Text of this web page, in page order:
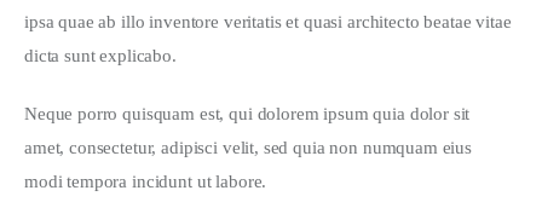
ipsa quae ab illo inventore veritatis et quasi architecto beatae vitae
dicta sunt explicabo.
Neque porro quisquam est, qui dolorem ipsum quia dolor sit
amet, consectetur, adipisci velit, sed quia non numquam eius
modi tempora incidunt ut labore.